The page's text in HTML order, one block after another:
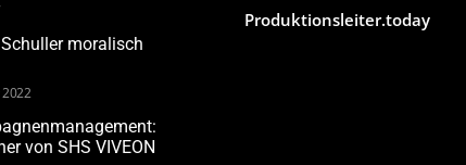
moralisch
von SHS VIVEON
Produktionsleiter.today